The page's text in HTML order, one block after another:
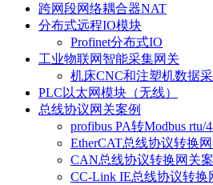
跨网段网络耦合器NAT
分布式远程IO模块
Profinet分布式IO
工业物联网智能采集网关
机床CNC和注塑机数据
PLC以太网模块（无线）
总线协议网关案例
profibus PA转Modbus rtu/
EtherCAT总线协议转换
CAN总线协议转换网关
CC-Link IE总线协议转换